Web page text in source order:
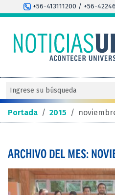
+56-413111200 / +56-
Portada / 2015 /
ARCHIVO DEL MES: